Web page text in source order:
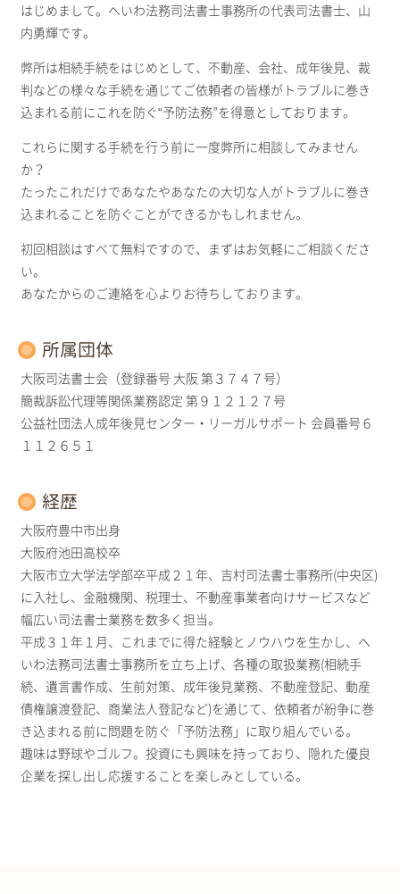
はじめまして。へいわ法務司法書士事務所の代表司法書士、山
内勇輝です。
弊所は相続手続をはじめとして、不動産、会社、成年後見、裁
判などの様々な手続を通じてご依頼者の皆様がトラブルに巻き
込まれる前にこれを防ぐ“予防法務”を得意としております。
これらに関する手続を行う前に一度弊所に相談してみません
か？
たったこれだけであなたやあなたの大切な人がトラブルに巻き
込まれることを防ぐことができるかもしれません。
初回相談はすべて無料ですので、まずはお気軽にご相談くださ
い。
あなたからのご連絡を心よりお待ちしております。
所属団体
大阪司法書士会（登録番号 大阪 第３７４７号）
簡裁訴訟代理等関係業務認定 第９１２１２７号
公益社団法人成年後見センター・リーガルサポート 会員番号６
１１２６５１
経歴
大阪府豊中市出身
大阪府池田高校卒
大阪市立大学法学部卒平成２１年、吉村司法書士事務所(中央区)
に入社し、金融機関、税理士、不動産事業者向けサービスなど
幅広い司法書士業務を数多く担当。
平成３１年１月、これまでに得た経験とノウハウを生かし、へ
いわ法務司法書士事務所を立ち上げ、各種の取扱業務(相続手
続、遺言書作成、生前対策、成年後見業務、不動産登記、動産
債権譲渡登記、商業法人登記など)を通じて、依頼者が紛争に巻
き込まれる前に問題を防ぐ「予防法務」に取り組んでいる。
趣味は野球やゴルフ。投資にも興味を持っており、隠れた優良
企業を探し出し応援することを楽しみとしている。